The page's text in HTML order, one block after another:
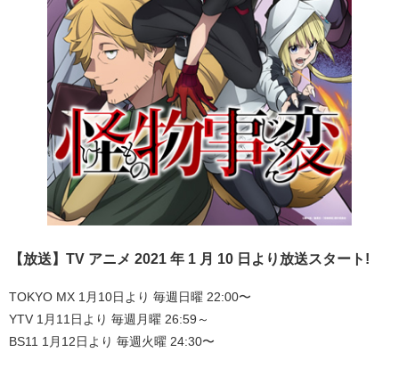
【放送】TV アニメ 2021 年 1 月 10 日より放送スタート!
TOKYO MX 1月10日より 毎週日曜 22:00〜
YTV 1月11日より 毎週月曜 26:59～
BS11 1月12日より 毎週火曜 24:30〜